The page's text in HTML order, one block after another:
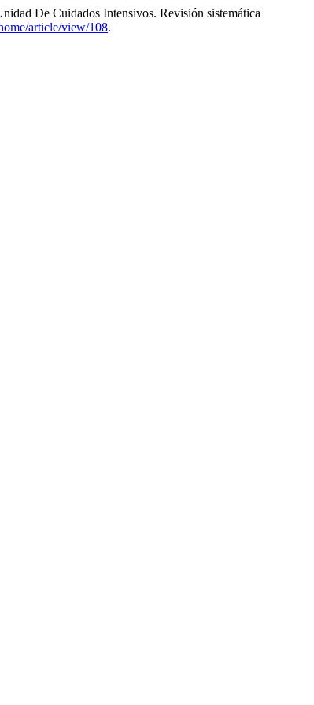
De Cuidados Intensivos. Revisión sistemática
article/view/108.